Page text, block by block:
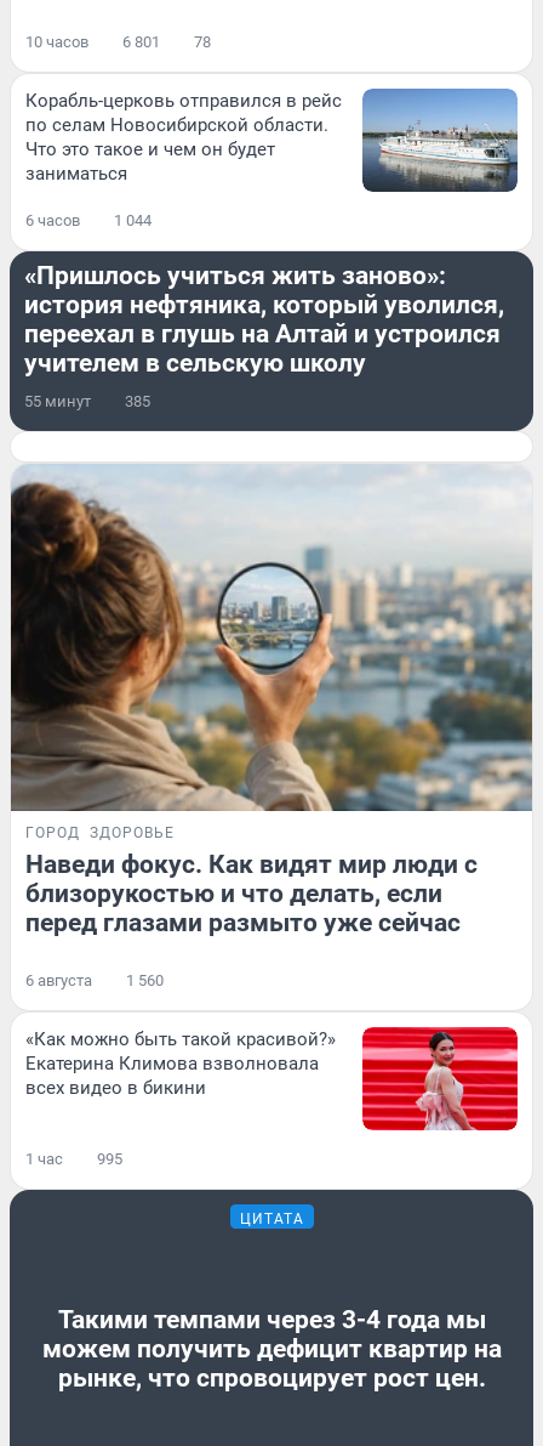
10 часов 6 801 78
Корабль-церковь отправился в рейс
по селам Новосибирской области.
Что это такое и чем он будет
заниматься
6 часов 1 044
«Пришлось учиться жить заново»:
история нефтяника, который уволился,
переехал в глушь на Алтай и устроился
учителем в сельскую школу
55 минут 385
ГОРОД ЗДОРОВЬЕ
Наведи фокус. Как видят мир люди с
близорукостью и что делать, если
перед глазами размыто уже сейчас
6 августа 1 560
«Как можно быть такой красивой?»
Екатерина Климова взволновала
всех видео в бикини
1 час 995
ЦИТАТА
Такими темпами через 3-4 года мы
можем получить дефицит квартир на
рынке, что спровоцирует рост цен.